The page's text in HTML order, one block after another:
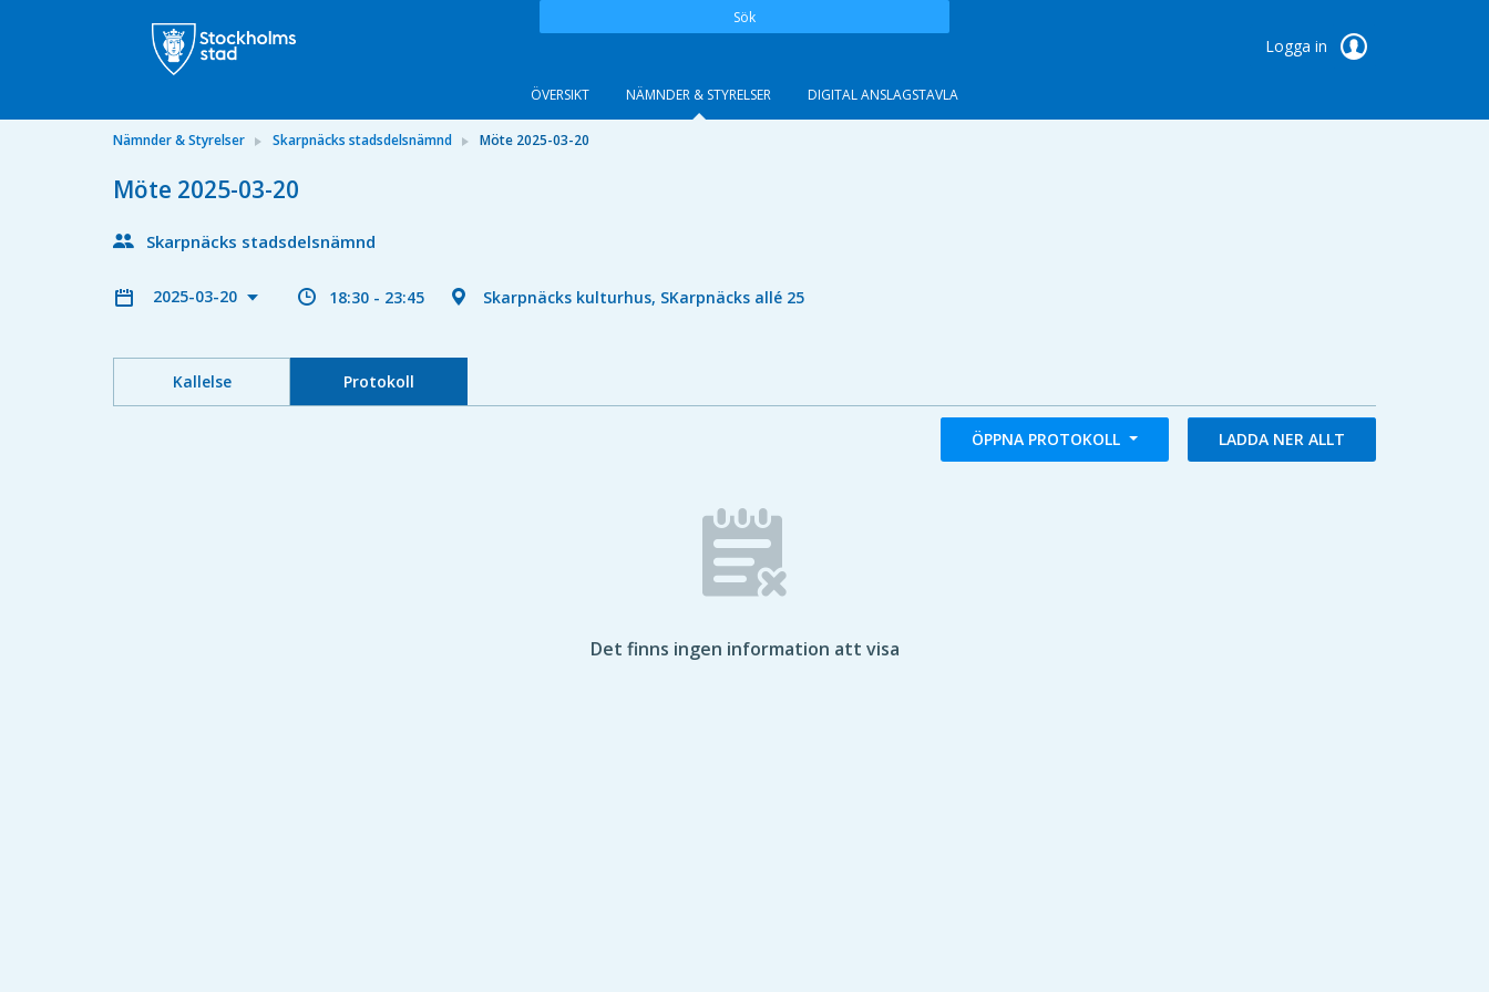
Sök
Logga in
ÖVERSIKT NÄMNDER & STYRELSER DIGITAL ANSLAGSTAVLA
Nämnder & Styrelser Skarpnäcks stadsdelsnämnd Möte 2025-03-20
Möte 2025-03-20
Skarpnäcks stadsdelsnämnd
2025-03-20 18:30 - 23:45 Skarpnäcks kulturhus, SKarpnäcks allé 25
Kallelse Protokoll
ÖPPNA PROTOKOLL LADDA NER ALLT
Det finns ingen information att visa